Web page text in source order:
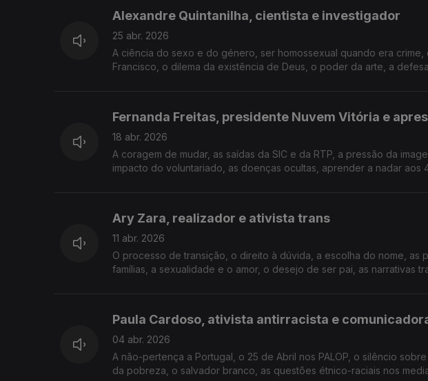
Alexandre Quintanilha, cientista e investigador
25 abr. 2026
A ciência do sexo e do género, ser homossexual quando era crime,
Francisco, o dilema da existência de Deus, o poder da arte, a
Fernanda Freitas, presidente Nuvem Vitória e
18 abr. 2026
A coragem de mudar, as saídas da SIC e da RTP, a pressão da
impacto do voluntariado, as doenças ocultas, aprender a nadar aos
Ary Zara, realizador e ativista trans
11 abr. 2026
O processo de transição, o direito à dúvida, a escolha do nome, as
famílias, a sexualidade e o amor, o desejo de ser pai, as narrativas
Paula Cardoso, ativista antirracista e
04 abr. 2026
A não-pertença a Portugal, o 25 de Abril nos PALOP, o silêncio
da pobreza, o salvador branco, as questões étnico-raciais nos